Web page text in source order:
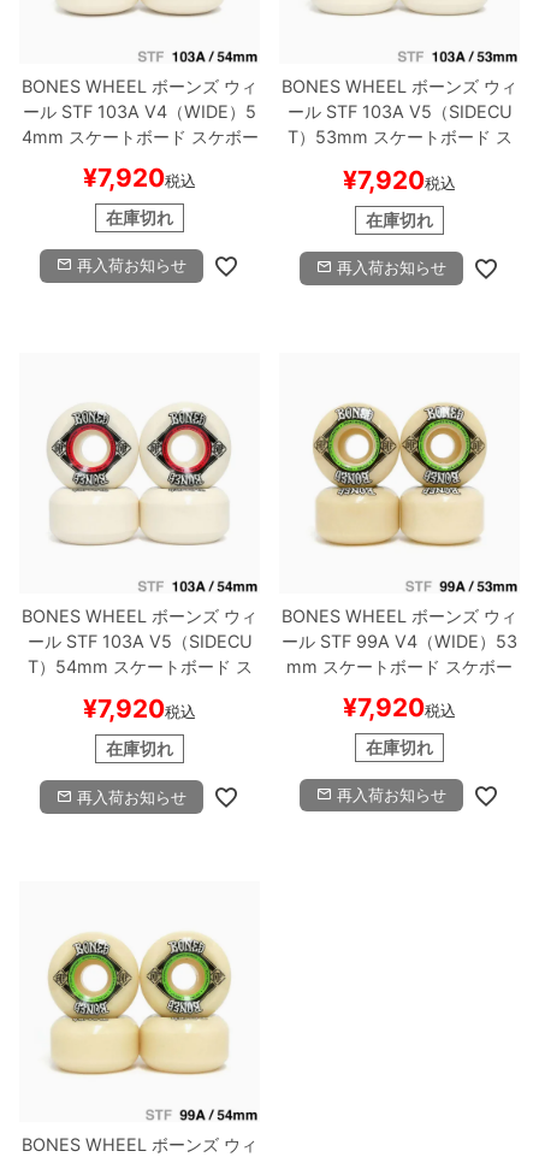
BONES WHEEL ボーンズ ウィ
ール STF 103A V4（WIDE） 5
4mm スケートボード スケボー
¥7,920税込
在庫切れ
再入荷お知らせ
BONES WHEEL ボーンズ ウィ
ールSTF 103A V5（SIDECU
T） 53mm スケートボード ス
¥7,920税込
在庫切れ
再入荷お知らせ
BONES WHEEL ボーンズ ウィ
ールSTF 103A V5（SIDECU
T） 54mm スケートボード ス
¥7,920税込
在庫切れ
再入荷お知らせ
BONES WHEEL ボーンズ ウィ
ール STF 99A V4（WIDE） 53
mm スケートボード スケボー
¥7,920税込
在庫切れ
再入荷お知らせ
BONES WHEEL ボーンズ ウィ